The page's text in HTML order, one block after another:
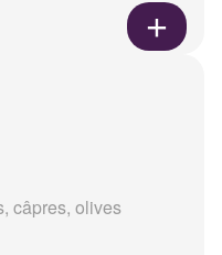
câpres, olives